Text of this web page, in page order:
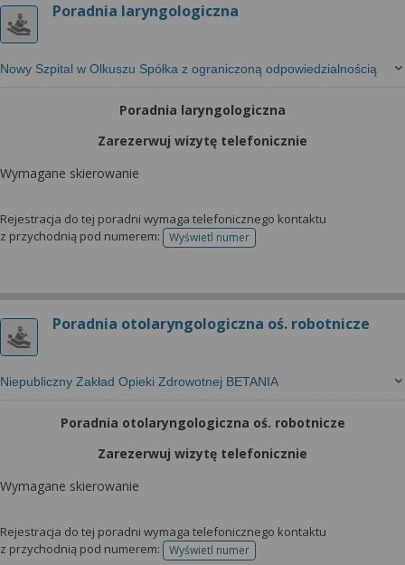
Poradnia laryngologiczna
Nowy Szpital w Olkuszu Spółka z ograniczoną odpowiedzialnością
Poradnia laryngologiczna
Zarezerwuj wizytę telefonicznie
Wymagane skierowanie
Rejestracja do tej poradni wymaga telefonicznego kontaktu
z przychodnią pod numerem:
Wyświetl numertelefonu do rejestracji
Poradnia otolaryngologiczna oś. robotnicze
Niepubliczny Zakład Opieki Zdrowotnej BETANIA
Poradnia otolaryngologiczna oś. robotnicze
Zarezerwuj wizytę telefonicznie
Wymagane skierowanie
Rejestracja do tej poradni wymaga telefonicznego kontaktu
z przychodnią pod numerem:
Wyświetl numertelefonu do rejestracji